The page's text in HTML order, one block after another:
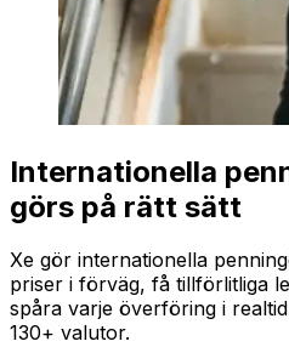
Internationella
görs på rätt sätt
Xe gör internationella
priser i förväg, få tillförlitliga
spåra varje överföring i
130+ valutor.